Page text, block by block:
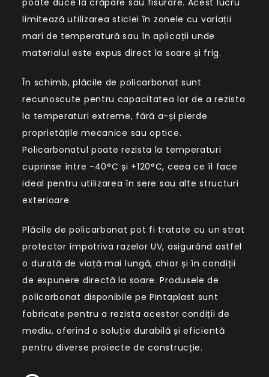
limitează utilizarea sticlei în zonele cu variații
mari de temperatură sau în aplicații unde
materialul este expus direct la soare și frig.
În schimb, plăcile de policarbonat sunt
recunoscute pentru capacitatea lor de a rezista
la temperaturi extreme, fără a-și pierde
proprietățile mecanice sau optice.
Policarbonatul poate rezista la temperaturi
cuprinse între -40°C și +120°C, ceea ce îl face
ideal pentru utilizarea în sere sau alte structuri
exterioare.
Plăcile de policarbonat pot fi tratate cu un strat
protector împotriva razelor UV, asigurând astfel
o durată de viață mai lungă, chiar și în condiții
de expunere directă la soare. Produsele de
policarbonat disponibile pe Pintaplast sunt
fabricate pentru a rezista acestor condiții de
mediu, oferind o soluție durabilă și eficientă
pentru diverse proiecte de construcție.